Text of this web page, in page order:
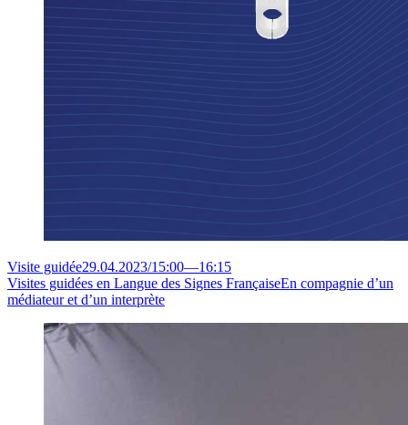
Visite guidée29.04.2023/15:00—16:15
Visites guidées en Langue des Signes FrançaiseEn compagnie d’un
médiateur et d’un interprète